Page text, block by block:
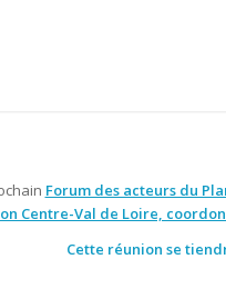
Forum des acteurs du
Centre-Val de Loire,
Cette réunion se